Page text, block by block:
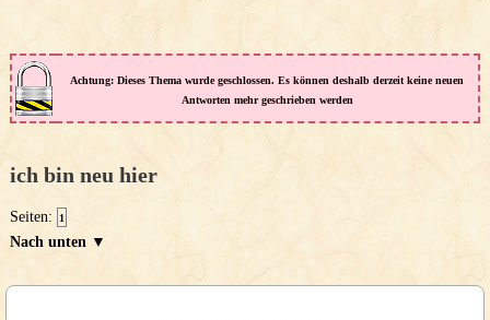
Achtung: Dieses Thema wurde geschlossen. Es können deshalb derzeit keine neuen
Antworten mehr geschrieben werden
ich bin neu hier
Seiten: 1
Nach unten ▼